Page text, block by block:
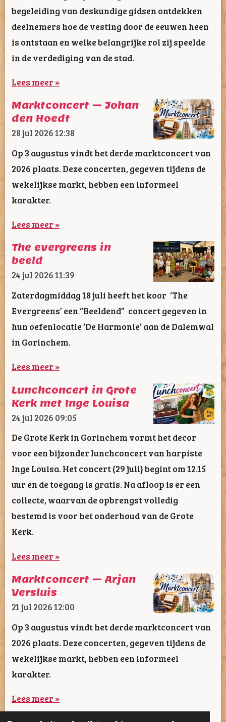
begeleiding van deskundige gidsen ontdekken
deelnemers hoe de vesting door de eeuwen heen
is ontstaan en welke belangrijke rol zij speelde
in de verdediging van de stad.
Lees meer »
Marktconcert – Johan
den Hoedt
28 jul 202612:38
Op 3 augustus vindt het derde marktconcert van
2026 plaats. Deze concerten, gegeven tijdens de
wekelijkse markt, hebben een informeel
karakter.
Lees meer »
The evergreens in
beeld
24 jul 202611:39
Zaterdagmiddag 18 juli heeft het koor ‘The
Evergreens’ een “Beeldend” concert gegeven in
hun oefenlocatie ‘De Harmonie’ aan de Dalemwal
in Gorinchem.
Lees meer »
Lunchconcert in Grote
Kerk met Inge Louisa
24 jul 2026 09:05
De Grote Kerk in Gorinchem vormt het decor
voor een bijzonder lunchconcert van harpiste
Inge Louisa. Het concert (29 juli} begint om 12.15
uur en de toegang is gratis. Na afloop is er een
collecte, waarvan de opbrengst volledig
bestemd is voor het onderhoud van de Grote
Kerk.
Lees meer »
Marktconcert – Arjan
Versluis
21 jul 202612:00
Op 3 augustus vindt het derde marktconcert van
2026 plaats. Deze concerten, gegeven tijdens de
wekelijkse markt, hebben een informeel
karakter.
Lees meer »